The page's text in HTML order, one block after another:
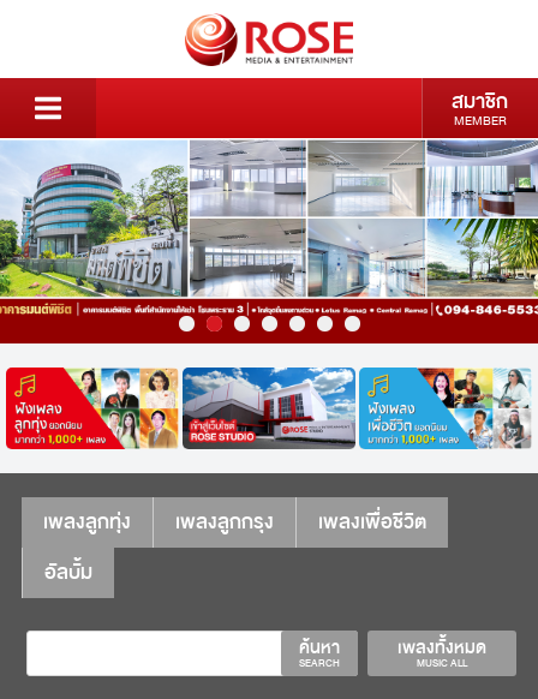
สมาชิก
MEMBER
เพลงลูกทุ่ง เพลงลูกกรุง
เพลงเพื่อชีวิต
อัลบั้ม
เพลงทั้งหมด
MUSIC ALL
ค้นหา
SEARCH